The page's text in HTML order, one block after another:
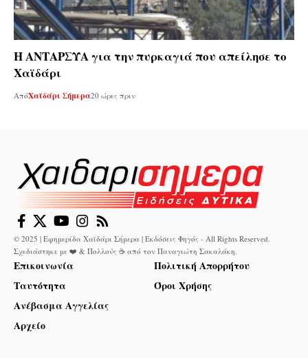
Η ΑΝΤΑΡΣΥΑ για την πυρκαγιά που απείλησε το
Χαϊδάρι
ΑπόΧαϊδάρι Σήμερα20 ώρες πριν
© 2025 | Εφημερίδα Χαϊδάρι Σήμερα | Εκδόσεις Φηγός - All Rights Reserved.
Σχεδιάστηκε με ❤️ & Πολλούς ☕ από τον Παναγιώτη Σακαλάκη.
Επικοινωνία
Ταυτότητα
Ανέβασμα Αγγελίας
Αρχείο
Πολιτική Απορρήτου
Όροι Χρήσης